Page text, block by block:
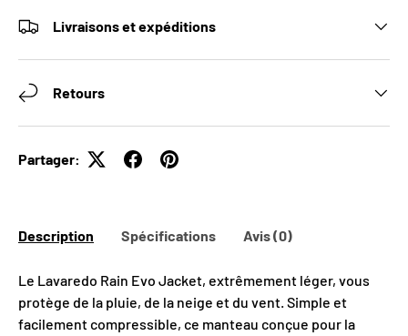
Livraisons et expéditions
Retours
Partager:
Description Spécifications Avis (0)
Le Lavaredo Rain Evo Jacket, extrêmement léger, vous
protège de la pluie, de la neige et du vent. Simple et
facilement compressible, ce manteau conçue pour la
RABAIS SUR VOTRE
PREMIÈRE
COMMANDE